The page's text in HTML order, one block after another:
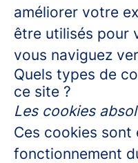
améliorer votre
être utilisés pour
vous naviguez
Quels types de
ce site ?
Les cookies
Ces cookies sont
fonctionnement